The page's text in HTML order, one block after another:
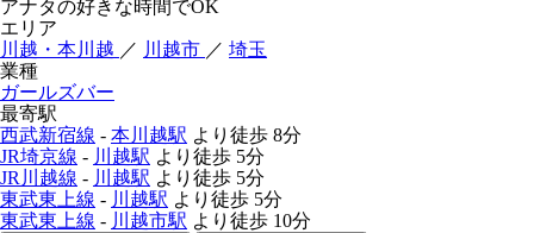
アナタの好きな時間でOK
エリア
川越・本川越 ／ 川越市 ／ 埼玉
業種
ガールズバー
最寄駅
西武新宿線 - 本川越駅 より徒歩 8分
JR埼京線 - 川越駅 より徒歩 5分
JR川越線 - 川越駅 より徒歩 5分
東武東上線 - 川越駅 より徒歩 5分
東武東上線 - 川越市駅 より徒歩 10分